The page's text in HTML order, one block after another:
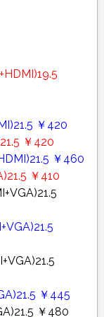
￥420
￥420
￥460
￥410
￥445
￥480